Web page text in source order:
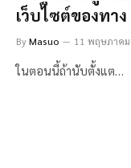
เว็บไซต์ของทาง
ByMasuo 11 พฤษภาค
ในตอนนี้ถ้านับตั้งแต…